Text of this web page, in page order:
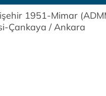
1951-Mimar
Çankaya / Ankara